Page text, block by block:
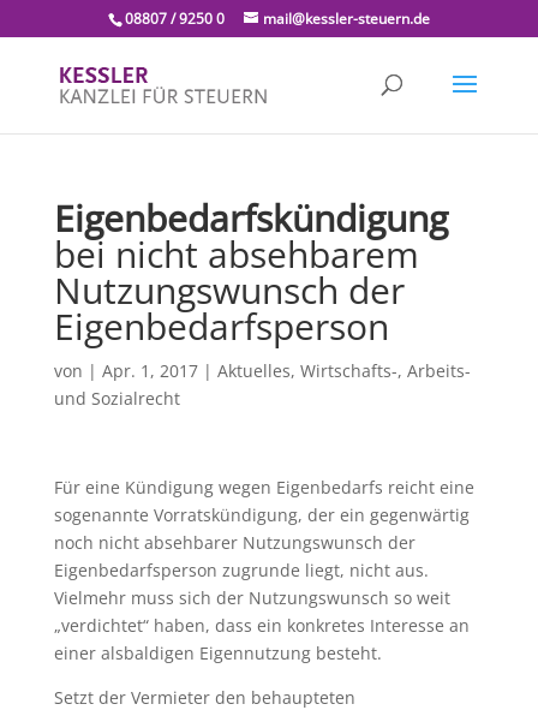
08807 / 9250 0 mail@kessler-steuern.de
Eigenbedarfskündigung
bei nicht absehbarem
Nutzungswunsch der
Eigenbedarfsperson
von | Apr. 1, 2017| Aktuelles, Wirtschafts-, Arbeits-
und Sozialrecht
Für eine Kündigung wegen Eigenbedarfs reicht eine
sogenannte Vorratskündigung, der ein gegenwärtig
noch nicht absehbarer Nutzungswunsch der
Eigenbedarfsperson zugrunde liegt, nicht aus.
Vielmehr muss sich der Nutzungswunsch so weit
„verdichtet“ haben, dass ein konkretes Interesse an
einer alsbaldigen Eigennutzung besteht.
Setzt der Vermieter den behaupteten